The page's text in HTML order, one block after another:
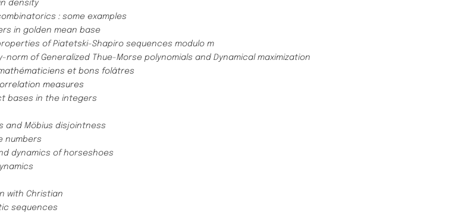
density
: some examples
in golden mean base
of Piatetski-Shapiro sequences modulo m
norm of Generalized Thue-Morse polynomials and Dynamical maximization
et bons folâtres
measures
bases in the integers
and Möbius disjointness
numbers
dynamics of horseshoes
with Christian
sequences